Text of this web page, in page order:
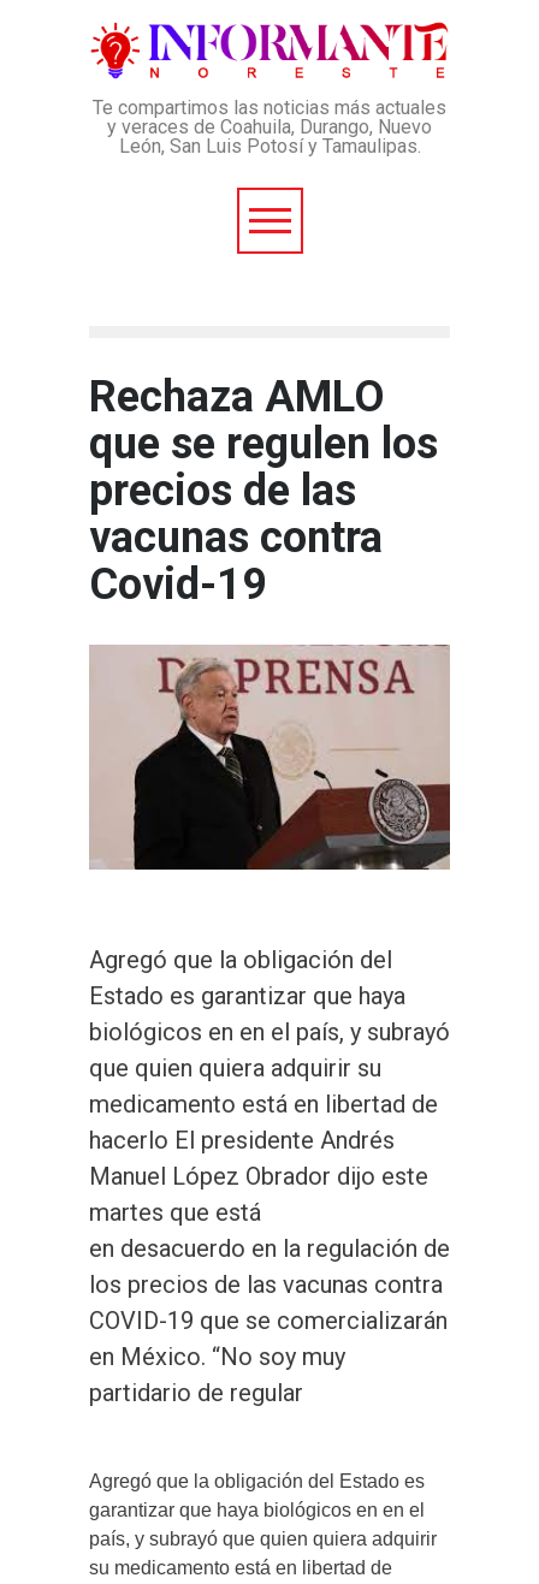
Te compartimos las noticias más actuales
y veraces de Coahuila, Durango, Nuevo
León, San Luis Potosí y Tamaulipas.
Rechaza AMLO
que se regulen los
precios de las
vacunas contra
Covid-19
Agregó que la obligación del
Estado es garantizar que haya
biológicos en en el país, y subrayó
que quien quiera adquirir su
medicamento está en libertad de
hacerlo El presidente Andrés
Manuel López Obrador dijo este
martes que está
en desacuerdo en la regulación de
los precios de las vacunas contra
COVID-19 que se comercializarán
en México. “No soy muy
partidario de regular
Agregó que la obligación del Estado es
garantizar que haya biológicos en en el
país, y subrayó que quien quiera adquirir
su medicamento está en libertad de